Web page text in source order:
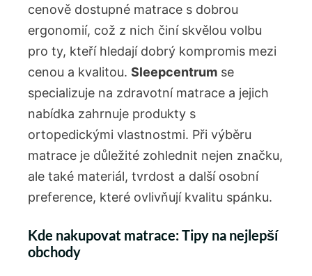
cenově dostupné matrace s dobrou
ergonomií, což z nich činí skvělou volbu
pro ty, kteří hledají dobrý kompromis mezi
cenou a kvalitou. Sleepcentrum se
specializuje na zdravotní matrace a jejich
nabídka zahrnuje produkty s
ortopedickými vlastnostmi. Při výběru
matrace je důležité zohlednit nejen značku,
ale také materiál, tvrdost a další osobní
preference, které ovlivňují kvalitu spánku.
Kde nakupovat matrace: Tipy na nejlepší
obchody